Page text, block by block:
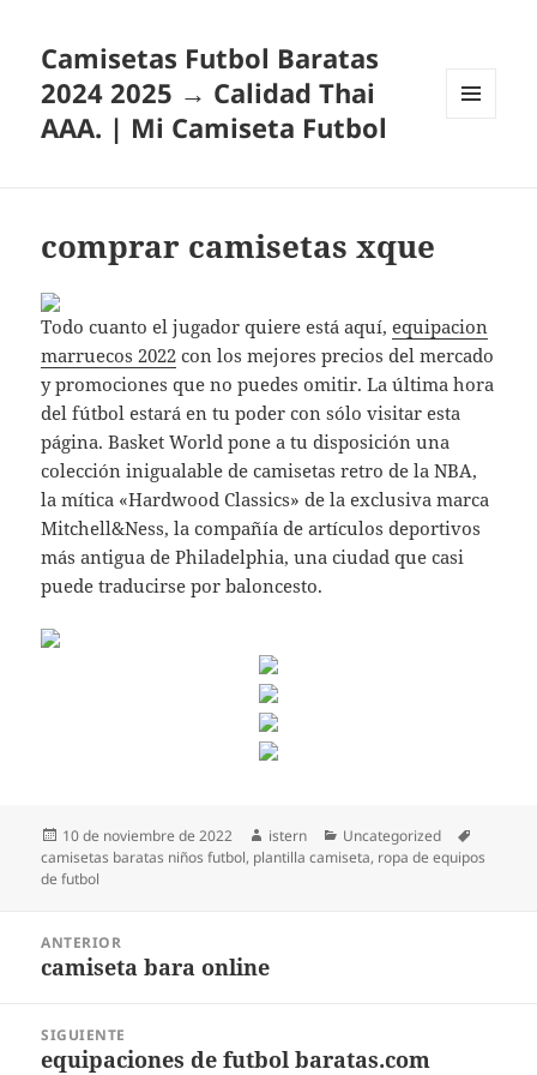
Camisetas Futbol Baratas
2024 2025 → Calidad Thai
AAA. | Mi Camiseta Futbol
comprar camisetas xque
Todo cuanto el jugador quiere está aquí,equipacion
marruecos 2022 con los mejores precios del mercado
y promociones que no puedes omitir. La última hora
del fútbol estará en tu poder con sólo visitar esta
página. Basket World pone a tu disposición una
colección inigualable de camisetas retro de la NBA,
la mítica «Hardwood Classics» de la exclusiva marca
Mitchell&Ness, la compañía de artículos deportivos
más antigua de Philadelphia, una ciudad que casi
puede traducirse por baloncesto.
Publicado
el
10 de noviembre de 2022 Autor
istern Categorías
Uncategorized
camisetas baratas niños futbol, plantilla camiseta, ropa de equipos
de futbol
entradas
ANTERIOR
Entrada
camiseta bara online
SIGUIENTE
Entrada
equipaciones de futbol baratas.com